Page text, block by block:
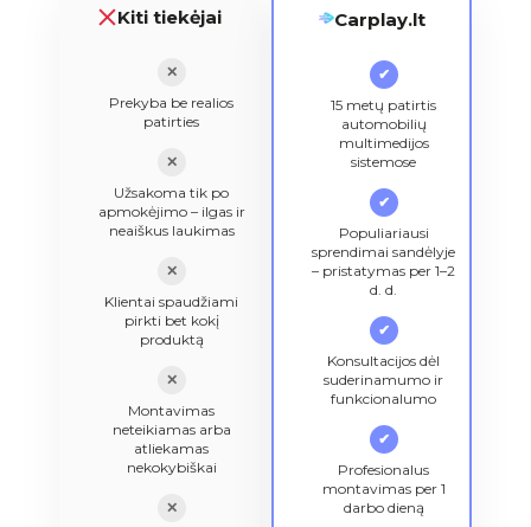
Kiti tiekėjai
✕
Prekyba be realios
patirties
✕
Užsakoma tik po
apmokėjimo – ilgas ir
neaiškus laukimas
✕
Klientai spaudžiami
pirkti bet kokį
produktą
✕
Montavimas
neteikiamas arba
atliekamas
nekokybiškai
✕
Carplay.lt
✔
15 metų patirtis
automobilių
multimedijos
sistemose
✔
Populiariausi
sprendimai sandėlyje
– pristatymas per 1–2
d. d.
✔
Konsultacijos dėl
suderinamumo ir
funkcionalumo
✔
Profesionalus
montavimas per 1
darbo dieną